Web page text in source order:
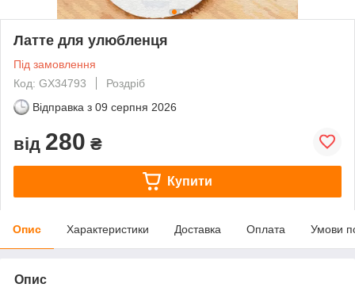
Латте для улюбленця
Під замовлення
Код: GX34793
Роздріб
Відправка з 09 серпня 2026
від 280 ₴
Купити
Опис Характеристики Доставка Оплата Умови
Опис